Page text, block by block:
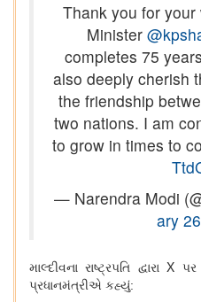
Thank you for
Minister
completes 75
also deeply cherish
the friendship
two nations. I am
to grow in times to
— Narendra Modi
ary
માલ્દીવના રાષ્ટ્રપતિ દ્વારાX
પ્રધાનમંત્રીએ કહ્યું: